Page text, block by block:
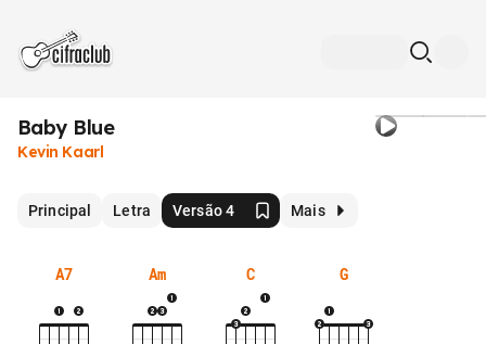
Baby Blue
Kevin Kaarl
Principal Letra Versão 4 Mais
A7 Am C G